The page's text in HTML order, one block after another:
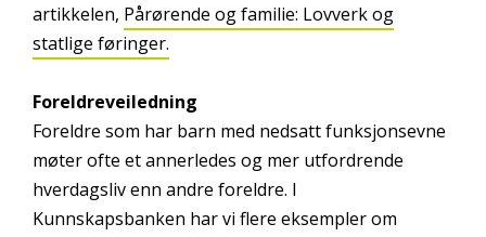
artikkelen, Pårørende og familie: Lovverk og
statlige føringer.
Foreldreveiledning
Foreldre som har barn med nedsatt funksjonsevne
møter ofte et annerledes og mer utfordrende
hverdagsliv enn andre foreldre. I
Kunnskapsbanken har vi flere eksempler om